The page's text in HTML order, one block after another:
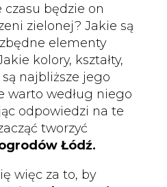
czasu będzie on
zielonej? Jakie są
elementy
kolory, kształty,
najbliższe jego
warto według niego
odpowiedzi na te
tworzyć
Łódź.
więc za to, by